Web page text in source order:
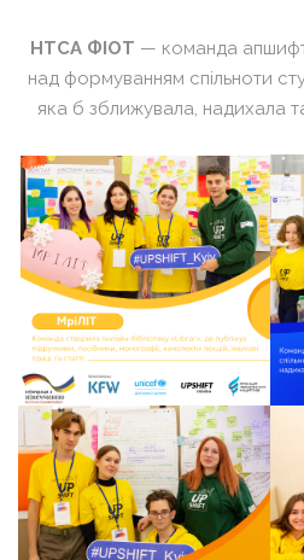
НТСА ФІОТ — команда
над формуванням спільноти
яка б зближувала, надихала